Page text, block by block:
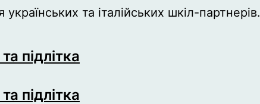
та італійських шкіл-партнерів.
підлітка
підлітка